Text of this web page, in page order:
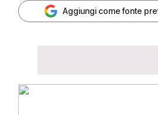
Aggiungi come fonte